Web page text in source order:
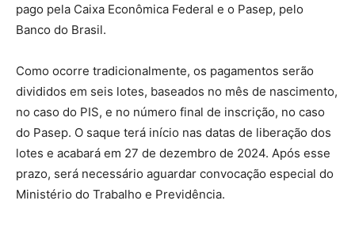
pago pela Caixa Econômica Federal e o Pasep, pelo
Banco do Brasil.
Como ocorre tradicionalmente, os pagamentos serão
divididos em seis lotes, baseados no mês de nascimento,
no caso do PIS, e no número final de inscrição, no caso
do Pasep. O saque terá início nas datas de liberação dos
lotes e acabará em 27 de dezembro de 2024. Após esse
prazo, será necessário aguardar convocação especial do
Ministério do Trabalho e Previdência.